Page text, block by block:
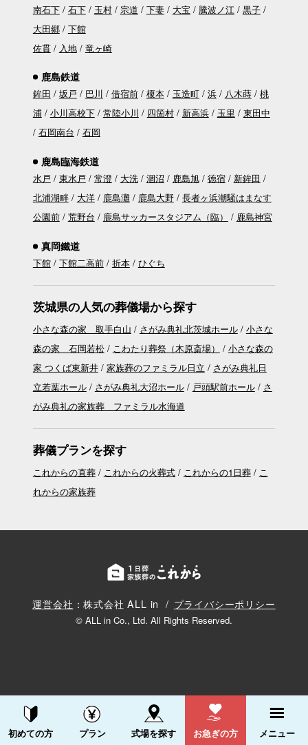
南石下
石下 玉村 宗道 下妻 大宝 騰波ノ江
黒子
大田郷
下館
佐貫
入地 竜ヶ崎
鹿島鉄道
鉾田 坂戸 巴川 借宿前 榎本 玉造町 浜 八木蒔
桃
浦
小川高校下 常陸小川 四箇村 新高浜 玉里
東田中
石岡南台
石岡
鹿島臨海鉄道
水戸 東水戸 常澄 大洗 涸沼 鹿島旭 徳宿
新鉾田
北浦湖畔
大洋 鹿島灘 鹿島大野
長者ヶ浜潮騒はまなす
公園前
荒野台 鹿島サッカースタジアム（臨） 鹿島神宮
真岡鐵道
下館 下館二高前 折本 ひぐち
茨城県の人気の葬儀場から探す
小さな森の家 取手白山 さがみ典礼北茨城ホール
小さな
森の家 石岡若松
こわたり葬祭（木原斎場）
小さな森の
家 つくば東新井
家族葬のファミラル日立
さがみ典礼日
立若葉ホール
さがみ典礼大沼ホール 戸頭駅前ホール
さ
がみ典礼の家族葬 ファミラル水海道
葬儀プランを探す
これからの直葬 これからの火葬式 これからの1日葬
こ
れからの家族葬
運営会社 ：株式会社 ALL in プライバシーポリシー
© ALL in Co., Ltd. All Rights Reserved.
資料請求する 電話をかける
初めての方 プラン 式場を探す お急ぎの方 メニュー